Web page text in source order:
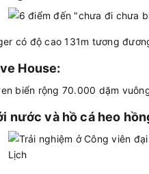
có độ cao 131m tương
House:
biển rộng 70.000 dặm
nước và hồ cá heo